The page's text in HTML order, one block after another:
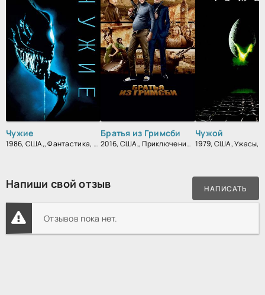
Чужие
1986, США,, Фантастика, Боевик, Триллер, Зарубежный
Братья из Гримсби
2016, США,, Приключения, Комедия, Боевик, Зарубежный
Чужой
Напиши свой отзыв НАПИСАТЬ
Отзывов пока нет.